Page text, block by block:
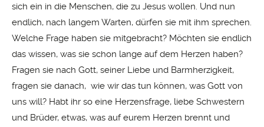
sich ein in die Menschen, die zu Jesus wollen. Und nun
endlich, nach langem Warten, dürfen sie mit ihm sprechen.
Welche Frage haben sie mitgebracht? Möchten sie endlich
das wissen, was sie schon lange auf dem Herzen haben?
Fragen sie nach Gott, seiner Liebe und Barmherzigkeit,
fragen sie danach, wie wir das tun können, was Gott von
uns will? Habt ihr so eine Herzensfrage, liebe Schwestern
und Brüder, etwas, was auf eurem Herzen brennt und